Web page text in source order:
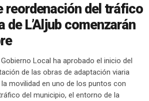
reordenación del tráfico
de L’Aljub comenzarán
Local ha aprobado el inicio del
de las obras de adaptación viaria
movilidad en uno de los puntos con
del municipio, el entorno de la